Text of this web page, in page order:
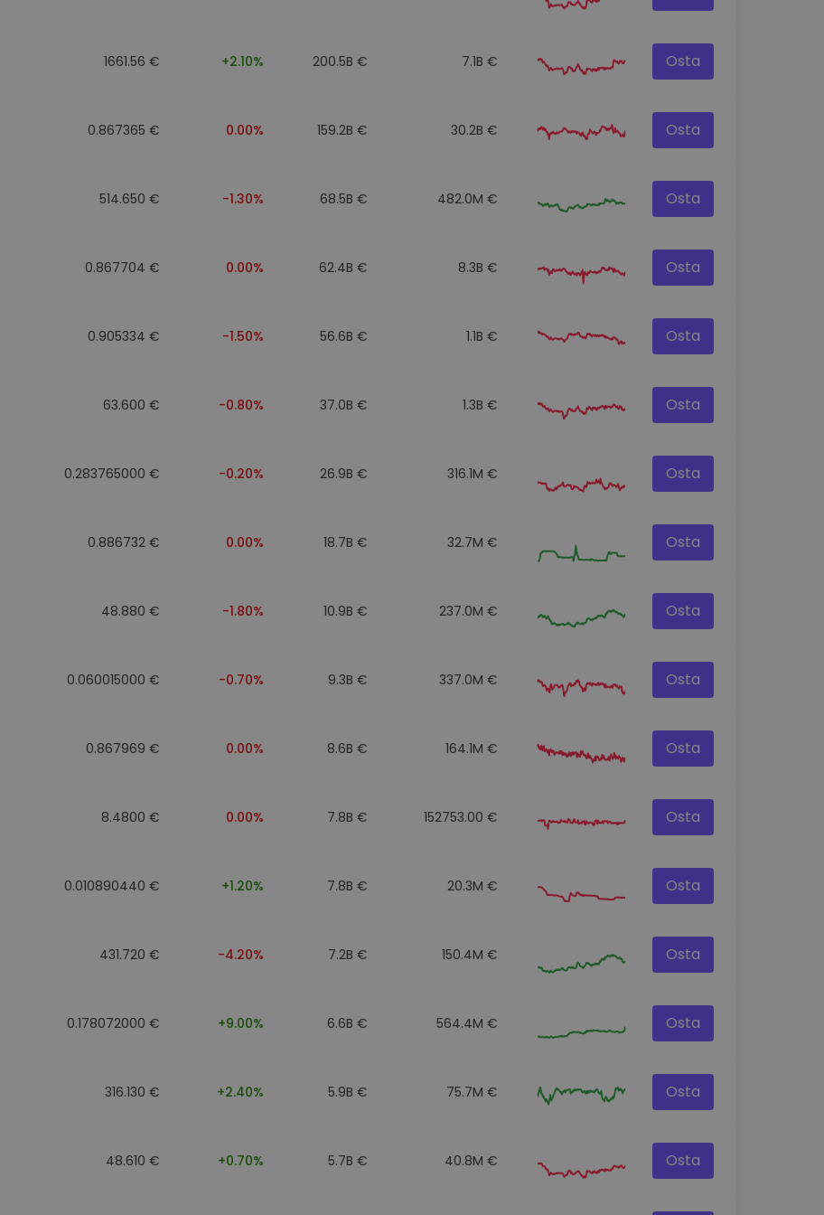
1661.56 € +2.10% 200.5B € 7.1B € Osta
0.867365 € 0.00% 159.2B € 30.2B € Osta
514.650 € -1.30% 68.5B € 482.0M € Osta
0.867704 € 0.00% 62.4B € 8.3B € Osta
0.905334 € -1.50% 56.6B € 1.1B € Osta
63.600 € -0.80% 37.0B € 1.3B € Osta
0.283765000 € -0.20% 26.9B € 316.1M € Osta
0.886732 € 0.00% 18.7B € 32.7M € Osta
48.880 € -1.80% 10.9B € 237.0M € Osta
0.060015000 € -0.70% 9.3B € 337.0M € Osta
0.867969 € 0.00% 8.6B € 164.1M € Osta
8.4800 € 0.00% 7.8B € 152753.00 € Osta
0.010890440 € +1.20% 7.8B € 20.3M € Osta
431.720 € -4.20% 7.2B € 150.4M € Osta
0.178072000 € +9.00% 6.6B € 564.4M € Osta
316.130 € +2.40% 5.9B € 75.7M € Osta
48.610 € +0.70% 5.7B € 40.8M € Osta